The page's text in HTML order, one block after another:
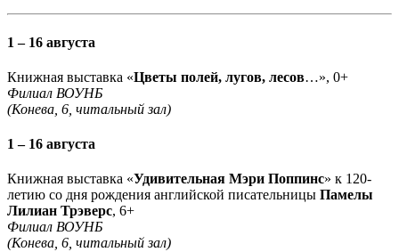
1 – 16 августа
Книжная выставка «Цветы полей, лугов, лесов…», 0+
Филиал ВОУНБ
(Конева, 6, читальный зал)
1 – 16 августа
Книжная выставка «Удивительная Мэри Поппинс» к 120-
летию со дня рождения английской писательницы Памелы
Лилиан Трэверс, 6+
Филиал ВОУНБ
(Конева, 6, читальный зал)